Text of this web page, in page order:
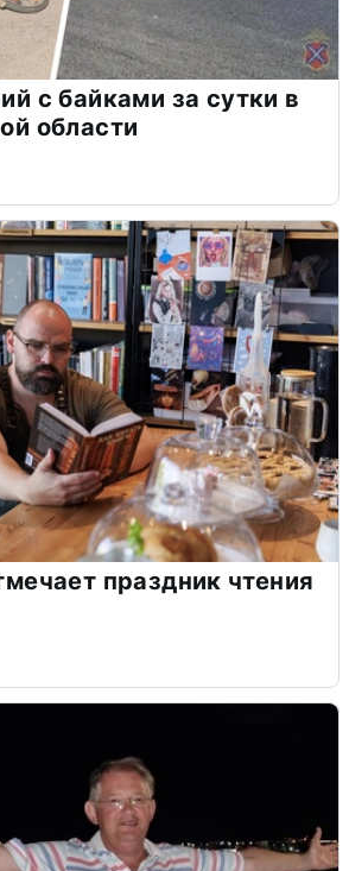
с байками за сутки в
области
праздник чтения